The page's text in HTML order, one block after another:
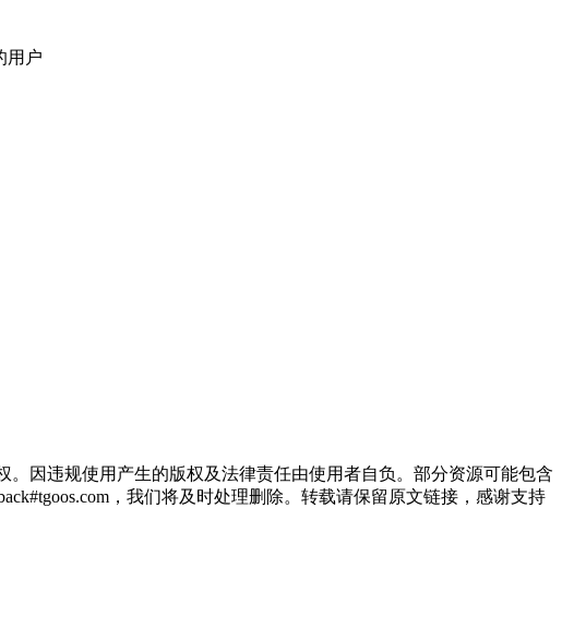
用户
因违规使用产生的版权及法律责任由使用者自负。部分资源可能包含
，我们将及时处理删除。转载请保留原文链接，感谢支持